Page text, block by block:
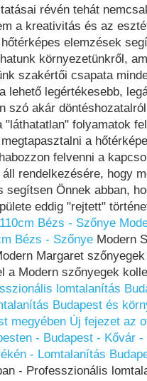
révén tehát
a kreativitás és az
elemzések
környezetünkről,
szakértői csapata
lehető legértékesebb,
szó akár
"láthatatlan" folyamatok
a
felvenni a
rendelkezésére, hogy
segítsen Önnek abban,
eddig "rejtett"
Bézs - Szőnye
Bézs - Szőnye Modern
Margaret
a Modern szőnyegek
lomtalanítás
Budapest és
megyében Új fejezet az
- Budapest - Kővár
- Lomtalanítás
- Professzionális